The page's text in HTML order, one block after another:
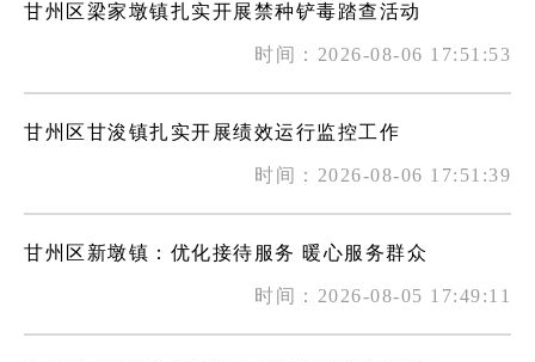
甘州区梁家墩镇扎实开展禁种铲毒踏查活动
时间：2026-08-06 17:51:53
甘州区甘浚镇扎实开展绩效运行监控工作
时间：2026-08-06 17:51:39
甘州区新墩镇：优化接待服务 暖心服务群众
时间：2026-08-05 17:49:11